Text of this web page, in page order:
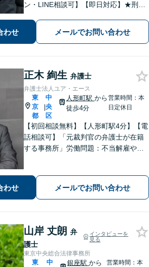
ン・LINE相談可】【即日対応】★刑事
★債務整理に精通！お任せください！
あなたを全力サポートいたします【人
わせ メールでお問い合わせ
正木 絢生 弁護士
弁護士法人ユア・エース
東
京
都
|
中
央
区
人形町駅 から
徒歩4分
営業時間：本
日定休日
【初回相談無料】【人形町駅4分】【電
話相談可】「元裁判官の弁護士が在籍
する事務所」労働問題：不当解雇や未
「交通事故：重度の後遺障害や異議申
し立てもお任せください」
わせ メールでお問い合わせ
山岸 丈朗 弁
護士
インタビューを
見る
東京中央総合法律事務所
東
中
銀座駅から
営業時間：本